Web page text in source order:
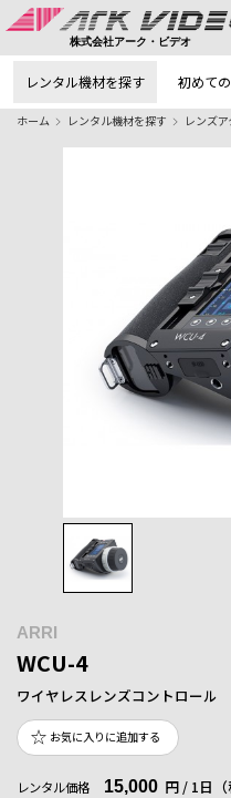
株式会社アーク・ビデオ
レンタル機材を探す 初めて
ホーム レンタル機材を探す レンズ
ARRI
WCU-4
ワイヤレスレンズコントロール
お気に入りに追加する
レンタル価格 15,000 円 / 1日（